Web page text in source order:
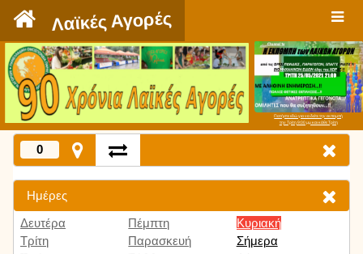
Λαϊκές Αγορές
Πατήστε εδώ για να δείτε την εκπομπή
την Τρίτη 9:00 μμ και κάθε Τρίτη
0
Ημέρες
Δευτέρα
Τρίτη
Πέμπτη
Παρασκευή
Κυριακή
Σήμερα